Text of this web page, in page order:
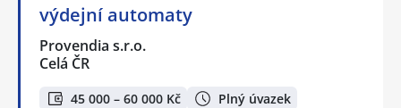
výdejní automaty
Provendia s.r.o.
Celá ČR
45 000 – 60 000 Kč
Plný úvazek